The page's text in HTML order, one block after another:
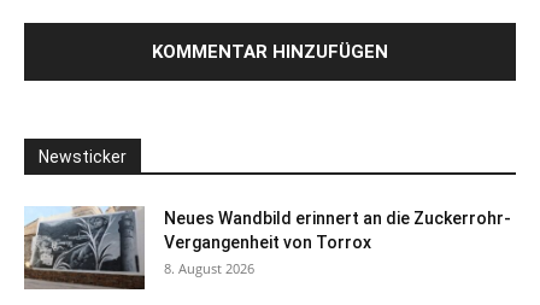
Newsticker
Neues Wandbild erinnert an die Zuckerrohr-
Vergangenheit von Torrox
8. August 2026